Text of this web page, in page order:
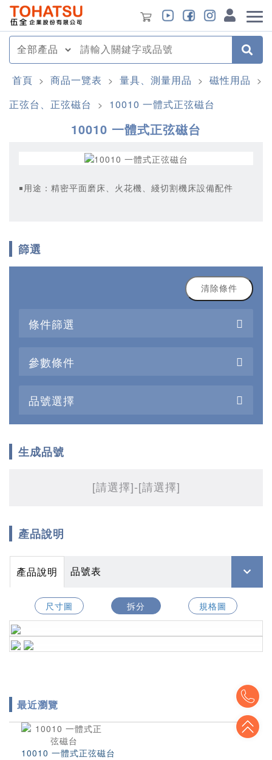
首頁 > 商品一覽表 > 量具、測量用品 > 磁性用品 >
正弦台、正弦磁台 > 10010 一體式正弦磁台
10010 一體式正弦磁台
￭用途：精密平面磨床、火花機、綫切割機床設備配件
篩選
清除條件
條件篩選
參數條件
品號選擇
生成品號
[請選擇]-[請選擇]
產品說明
產品說明 品號表
尺寸圖 拆分 規格圖
最近瀏覽
10010 一體式正弦磁台